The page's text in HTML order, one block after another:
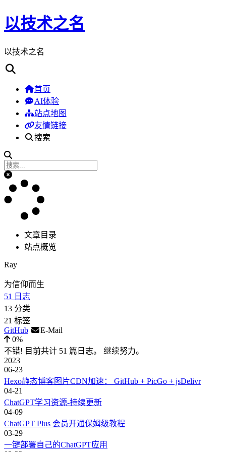
以技术之名
以技术之名
首页
AI体验
站点地图
友情链接
搜索
文章目录
站点概览
Ray
为信仰而生
51
日志
13 分类
21 标签
GitHub
E-Mail
0%
不错! 目前共计 51 篇日志。 继续努力。
2023
06-23
Hexo静态博客图片CDN加速： GitHub + PicGo + jsDelivr
04-21
ChatGPT学习资源-持续更新
04-09
ChatGPT Plus 会员开通保姆级教程
03-29
一键部署自己的ChatGPT应用